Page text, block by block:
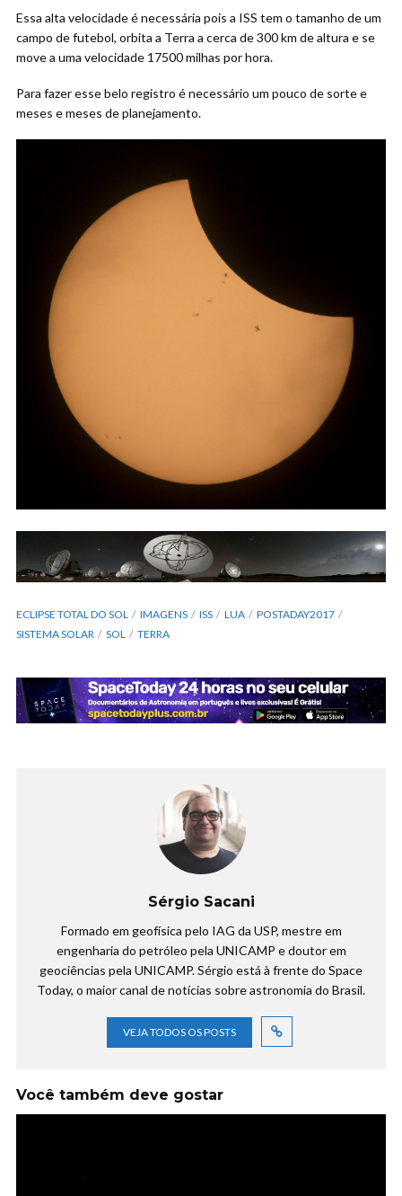
Essa alta velocidade é necessária pois a ISS tem o tamanho de um
campo de futebol, orbita a Terra a cerca de 300 km de altura e se
move a uma velocidade 17500 milhas por hora.
Para fazer esse belo registro é necessário um pouco de sorte e
meses e meses de planejamento.
ECLIPSE TOTAL DO SOL IMAGENS ISS LUA
POSTADAY2017
SISTEMA SOLAR
SOL TERRA
Sérgio Sacani
Formado em geofísica pelo IAG da USP, mestre em
engenharia do petróleo pela UNICAMP e doutor em
geociências pela UNICAMP. Sérgio está à frente do Space
Today, o maior canal de notícias sobre astronomia do Brasil.
VEJA TODOS OS POSTS
Você também deve gostar